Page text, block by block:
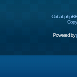
Cobalt
Powered by